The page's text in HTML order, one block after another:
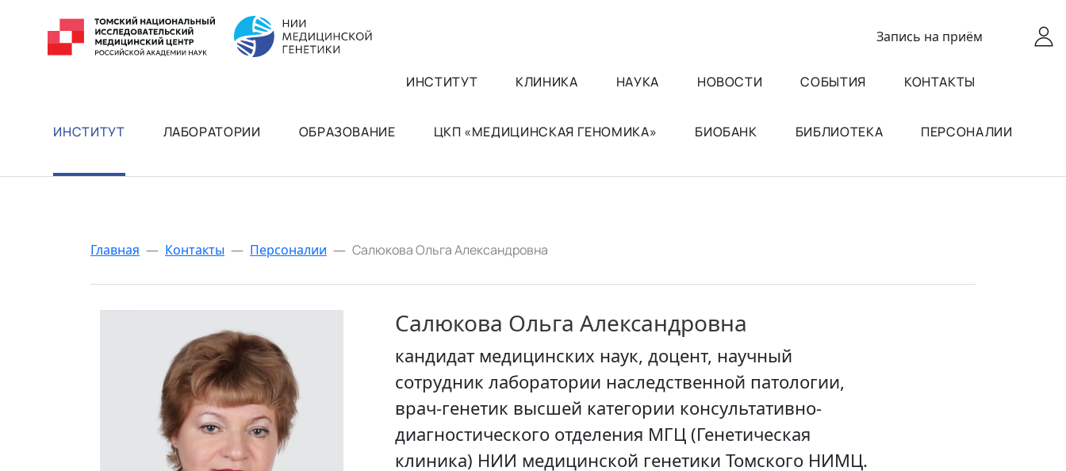
Запись на приём
ИНСТИТУТ КЛИНИКА НАУКА НОВОСТИ СОБЫТИЯ КОНТАКТЫ
ИНСТИТУТ ЛАБОРАТОРИИ ОБРАЗОВАНИЕ ЦКП «МЕДИЦИНСКАЯ ГЕНОМИКА» БИОБАНК БИБЛИОТЕКА ПЕРСОНАЛИИ
Главная — Контакты — Персоналии — Салюкова Ольга Александровна
Салюкова Ольга Александровна
кандидат медицинских наук, доцент, научный
сотрудник лаборатории наследственной патологии,
врач-генетик высшей категории консультативно-
диагностического отделения МГЦ (Генетическая
клиника) НИИ медицинской генетики Томского НИМЦ.